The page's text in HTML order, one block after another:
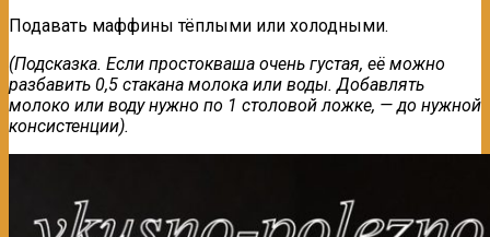
Подавать маффины тёплыми или холодными.
(Подсказка. Если простокваша очень густая, её можно
разбавить 0,5 стакана молока или воды. Добавлять
молоко или воду нужно по 1 столовой ложке, — до нужной
консистенции).